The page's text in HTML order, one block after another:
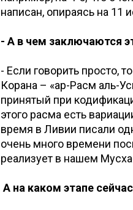
написан, опираясь на 11
- А в чем заключаются
- Если говорить просто,
Корана – «ар-Расм аль-
принятый при
этого расма есть
время в Ливии писали
очень много времени
реализует в нашем
А на каком этапе